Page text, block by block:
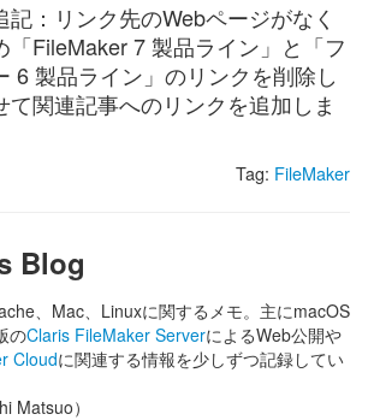
記：リンク先のWebページがなく
「FileMaker 7 製品ライン」と「フ
6 製品ライン」のリンクを削除し
て関連記事へのリンクを追加しま
Tag: FileMaker
Blog
、Mac、Linuxに関するメモ。主にmacOS
のClaris FileMaker ServerによるWeb公開や
Cloudに関連する情報を少しずつ記録してい
Matsuo）